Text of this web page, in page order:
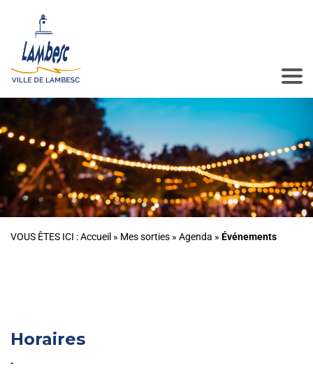
VOUS ÊTES ICI :Accueil » Mes sorties » Agenda » Événements
Horaires
-